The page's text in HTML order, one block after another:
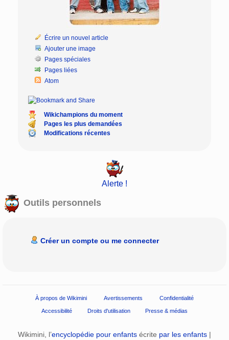
Écrire un nouvel article
Ajouter une image
Pages spéciales
Pages liées
Atom
Wikichampions du moment
Pages les plus demandées
Modifications récentes
Alerte !
Outils personnels
Créer un compte ou me connecter
À propos de Wikimini Avertissements Confidentialité
Accessibilité Droits d'utilisation Presse & médias
Wikimini, l’encyclopédie pour enfants écrite par les enfants |